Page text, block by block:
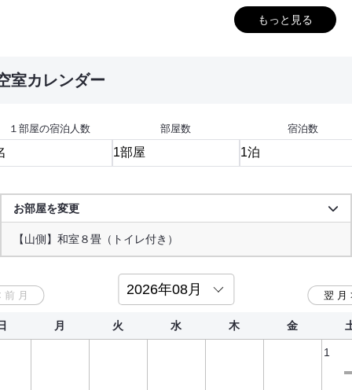
また当日のレストランご利用、お食事のご用意は出来かねます。
定番の和定食をお食事処にてご用意いたします。
普段、朝ごはんを食べない方でも不思議と食べれてしまう
旅先での朝食。しっかり食べて旅の続きへお出かけ下さい。
男女それぞれ１つずつ浴場があり、男湯からは海が見え、
もっと見る
室カレンダー
１部屋の宿泊人数 部屋数 宿泊数
お部屋を変更
【海側】和室６畳（バス・トイレ付き）
【海側】和室８畳（トイレ付き）
【山側】和室８畳（トイレ付き）
月 火 水 木 金
1